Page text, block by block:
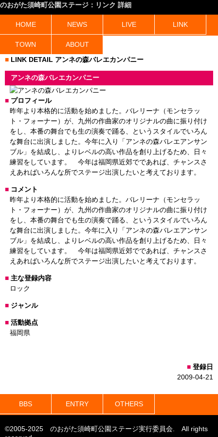
のおがた須崎町公園ステージ：リンク 詳細
HOME NEWS LIVE LINK
TOWN
ABOUT
LINK DETAIL アンネの森バレエカンパニー
アンネの森バレエカンパニー
プロフィール
昨年より本格的に活動を始めました。バレリーナ（モンセラッ
ト・フォーナー）が、九州の作曲家のオリジナルの曲に振り付け
をし、本番の舞台でも生の演奏で踊る、というスタイルでいろん
な舞台に出演しました。今年に入り「アンネの森バレエアンサン
ブル」を結成し、よりレベルの高い作品を創り上げるため、日々
練習をしています。 今年は福岡県近郊でであれば、チャンスさ
えあればいろんな所でステージ出演したいと考えております。
コメント
昨年より本格的に活動を始めました。バレリーナ（モンセラッ
ト・フォーナー）が、九州の作曲家のオリジナルの曲に振り付け
をし、本番の舞台でも生の演奏で踊る、というスタイルでいろん
な舞台に出演しました。今年に入り「アンネの森バレエアンサン
ブル」を結成し、よりレベルの高い作品を創り上げるため、日々
練習をしています。 今年は福岡県近郊でであれば、チャンスさ
えあればいろんな所でステージ出演したいと考えております。
主な登録内容
ロック
ジャンル
活動拠点
福岡県
登録日
2009-04-21
BBS ENTRY OTHERS
©2005-2025 のおがた須崎町公園ステージ実行委員会. All rights